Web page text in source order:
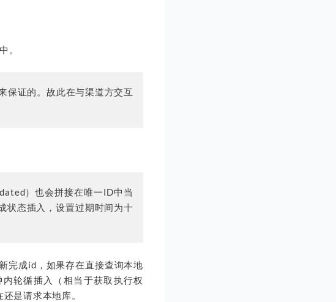
。
保证的。故此在与渠道方交互
）也会拼接在唯一ID中当
状态插入，设置过期时间为十
完成id，如果存在直接查询本地
轮循插入（相当于获取执行权
是请求本地库。